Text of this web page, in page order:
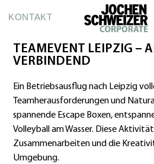
KONTAKT
TEAMEVENT LEIPZIG –
VERBINDEND
Ein Betriebsausflug nach Leipzig
Teamherausforderungen und
spannende Escape Boxen,
Volleyball am Wasser. Diese
Zusammenarbeiten und die
Umgebung.